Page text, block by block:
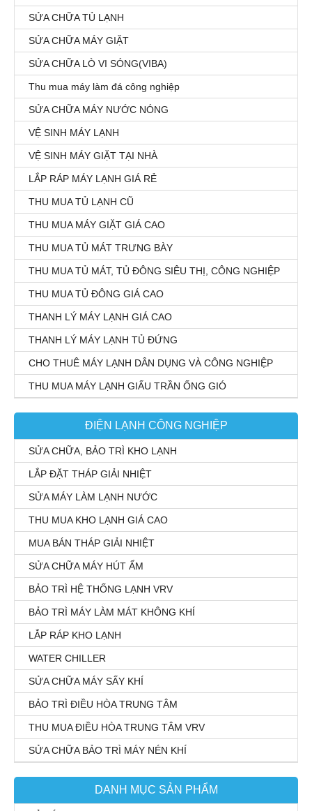
SỬA CHỮA TỦ LẠNH
SỬA CHỮA MÁY GIẶT
SỬA CHỮA LÒ VI SÓNG(VIBA)
Thu mua máy làm đá công nghiệp
SỬA CHỮA MÁY NƯỚC NÓNG
VỆ SINH MÁY LẠNH
VỆ SINH MÁY GIẶT TẠI NHÀ
LẮP RÁP MÁY LẠNH GIÁ RẺ
THU MUA TỦ LẠNH CŨ
THU MUA MÁY GIẶT GIÁ CAO
THU MUA TỦ MÁT TRƯNG BÀY
THU MUA TỦ MÁT, TỦ ĐÔNG SIÊU THỊ, CÔNG NGHIỆP
THU MUA TỦ ĐÔNG GIÁ CAO
THANH LÝ MÁY LẠNH GIÁ CAO
THANH LÝ MÁY LẠNH TỦ ĐỨNG
CHO THUÊ MÁY LẠNH DÂN DỤNG VÀ CÔNG NGHIỆP
THU MUA MÁY LẠNH GIẤU TRẦN ỐNG GIÓ
ĐIỆN LẠNH CÔNG NGHIỆP
SỬA CHỮA, BẢO TRÌ KHO LẠNH
LẮP ĐẶT THÁP GIẢI NHIỆT
SỬA MÁY LÀM LẠNH NƯỚC
THU MUA KHO LẠNH GIÁ CAO
MUA BÁN THÁP GIẢI NHIỆT
SỬA CHỮA MÁY HÚT ẨM
BẢO TRÌ HỆ THỐNG LẠNH VRV
BẢO TRÌ MÁY LÀM MÁT KHÔNG KHÍ
LẮP RÁP KHO LẠNH
WATER CHILLER
SỬA CHỮA MÁY SẤY KHÍ
BẢO TRÌ ĐIỀU HÒA TRUNG TÂM
THU MUA ĐIỀU HÒA TRUNG TÂM VRV
SỬA CHỮA BẢO TRÌ MÁY NÉN KHÍ
DANH MỤC SẢN PHẨM